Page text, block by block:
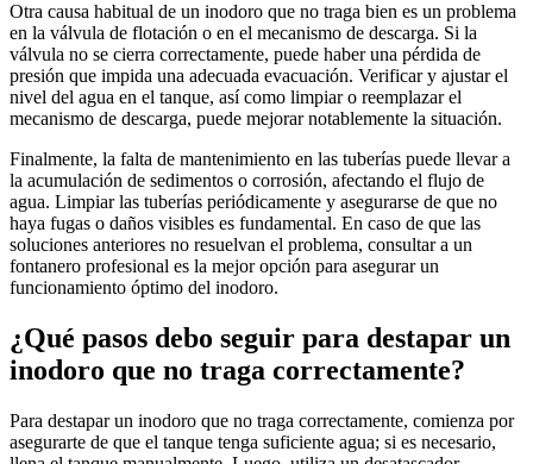
Otra causa habitual de un inodoro que no traga bien es un problema
en la válvula de flotación o en el mecanismo de descarga. Si la
válvula no se cierra correctamente, puede haber una pérdida de
presión que impida una adecuada evacuación. Verificar y ajustar el
nivel del agua en el tanque, así como limpiar o reemplazar el
mecanismo de descarga, puede mejorar notablemente la situación.
Finalmente, la falta de mantenimiento en las tuberías puede llevar a
la acumulación de sedimentos o corrosión, afectando el flujo de
agua. Limpiar las tuberías periódicamente y asegurarse de que no
haya fugas o daños visibles es fundamental. En caso de que las
soluciones anteriores no resuelvan el problema, consultar a un
fontanero profesional es la mejor opción para asegurar un
funcionamiento óptimo del inodoro.
¿Qué pasos debo seguir para destapar un
inodoro que no traga correctamente?
Para destapar un inodoro que no traga correctamente, comienza por
asegurarte de que el tanque tenga suficiente agua; si es necesario,